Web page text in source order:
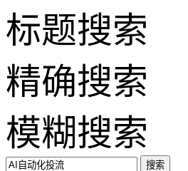
标题搜索
精确搜索
模糊搜索
搜索